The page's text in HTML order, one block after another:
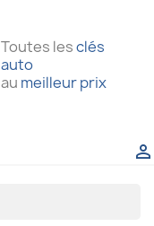
Toutes lesclés
auto
au meilleur prix
